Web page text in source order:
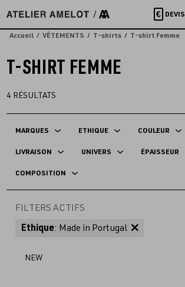
directement
au
€ DEVIS
Accueil VÊTEMENTS T-shirts T-shirt Femme
T-SHIRT FEMME
4 RÉSULTATS
MARQUES ETHIQUE COULEUR
LIVRAISON UNIVERS ÉPAISSEUR
COMPOSITION
FILTERS ACTIFS
Ethique: Made in Portugal
NEW